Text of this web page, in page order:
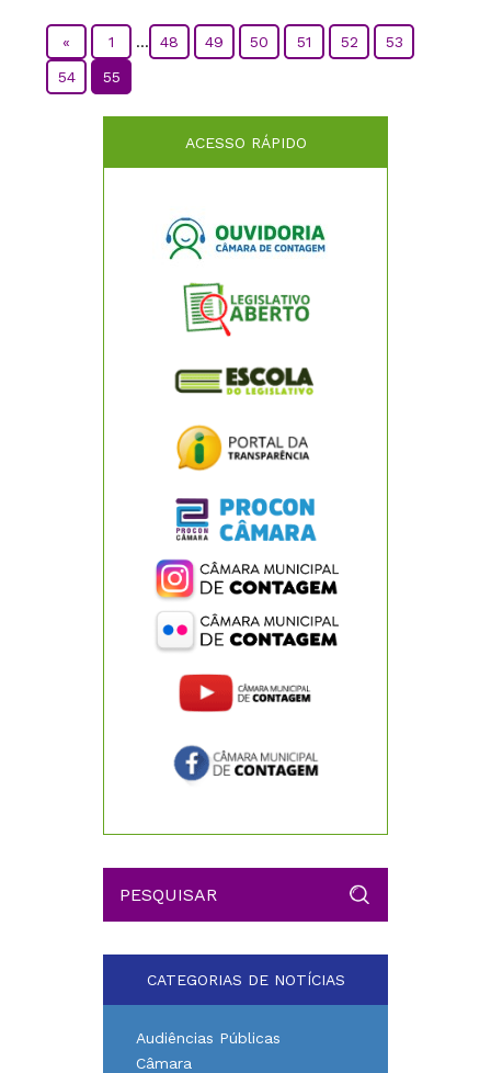
« 1 ... 48 49 50 51 52
53
54
55
ACESSO RÁPIDO
CATEGORIAS DE NOTÍCIAS
Audiências Públicas
Câmara